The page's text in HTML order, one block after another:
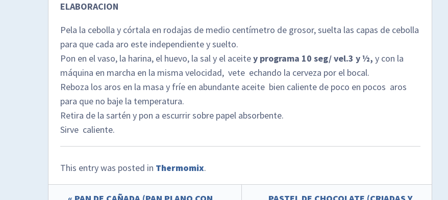
ELABORACION
Pela la cebolla y córtala en rodajas de medio centímetro de grosor, suelta las capas de cebolla
para que cada aro este independiente y suelto.
Pon en el vaso, la harina, el huevo, la sal y el aceitey programa 10 seg/ vel.3 y ½, y con la
máquina en marcha en la misma velocidad, vete echando la cerveza por el bocal.
Reboza los aros en la masa y fríe en abundante aceite bien caliente de poco en pocos aros
para que no baje la temperatura.
Retira de la sartén y pon a escurrir sobre papel absorbente.
Sirve caliente.
This entry was posted in Thermomix.